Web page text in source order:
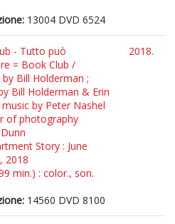
13004 DVD 6524
- Tutto può
= Book Club /
Bill Holderman ;
Bill Holderman & Erin
by Peter Nashel
of photography
Story : June
2018
min.) : color., son.
14560 DVD 8100
2018.